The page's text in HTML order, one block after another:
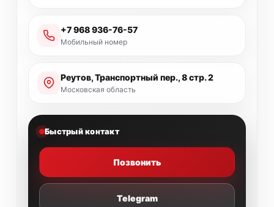
+7 968 936-76-57
Мобильный номер
Реутов, Транспортный пер., 8 стр. 2
Московская область
Быстрый контакт
Позвонить
Telegram